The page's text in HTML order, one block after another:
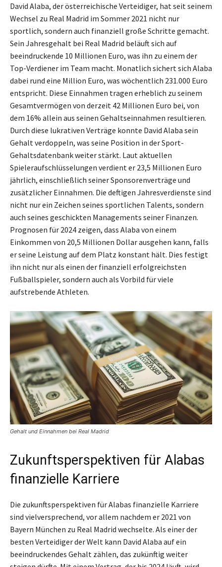
David Alaba, der österreichische Verteidiger, hat seit seinem
Wechsel zu Real Madrid im Sommer 2021 nicht nur
sportlich, sondern auch finanziell große Schritte gemacht.
Sein Jahresgehalt bei Real Madrid beläuft sich auf
beeindruckende 10 Millionen Euro, was ihn zu einem der
Top-Verdiener im Team macht. Monatlich sichert sich Alaba
dabei rund eine Million Euro, was wöchentlich 231.000 Euro
entspricht. Diese Einnahmen tragen erheblich zu seinem
Gesamtvermögen von derzeit 42 Millionen Euro bei, von
dem 16% allein aus seinen Gehaltseinnahmen resultieren.
Durch diese lukrativen Verträge konnte David Alaba sein
Gehalt verdoppeln, was seine Position in der Sport-
Gehaltsdatenbank weiter stärkt. Laut aktuellen
Spieleraufschlüsselungen verdient er 23,5 Millionen Euro
jährlich, einschließlich seiner Sponsorenverträge und
zusätzlicher Einnahmen. Die deftigen Jahresverdienste sind
nicht nur ein Zeichen seines sportlichen Talents, sondern
auch seines geschickten Managements seiner Finanzen.
Prognosen für 2024 zeigen, dass Alaba von einem
Einkommen von 20,5 Millionen Dollar ausgehen kann, falls
er seine Leistung auf dem Platz konstant hält. Dies festigt
ihn nicht nur als einen der finanziell erfolgreichsten
Fußballspieler, sondern auch als Vorbild für viele
aufstrebende Athleten.
Gehalt und Einnahmen bei Real Madrid
Zukunftsperspektiven für Alabas
finanzielle Karriere
Die zukunftsperspektiven für Alabas finanzielle Karriere
sind vielversprechend, vor allem nachdem er 2021 von
Bayern München zu Real Madrid wechselte. Als einer der
besten Verteidiger der Welt kann David Alaba auf ein
beeindruckendes Gehalt zählen, das zukünftig weiter